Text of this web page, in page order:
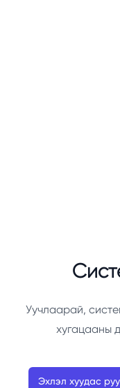
Уучлаарай,
хугацааны
Эхлэл хуудас